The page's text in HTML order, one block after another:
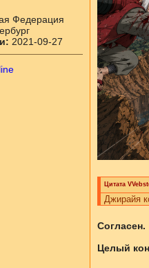
Федерация
2021-09-27
Цитата
Джирайя
Согласен.
Целый